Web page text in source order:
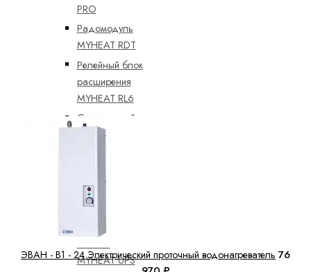
PRO
Радомодуль
MYHEAT RDT
Релейный блок
расширения
MYHEAT RL6
Симисторный
Аксессуары MyHeat
Блок
бесперебойного
MYHEAT UPS
ЭВАН - В1 - 24 Электрический проточный водонагреватель 76